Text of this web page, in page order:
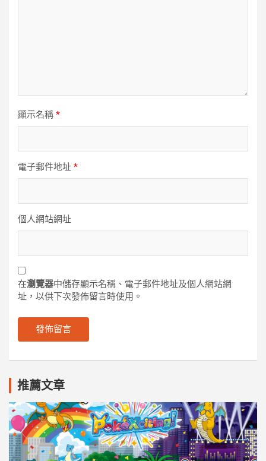
顯示名稱 *
電子郵件地址 *
個人網站網址
在瀏覽器中儲存顯示名稱、電子郵件地址及個人網站網
址，以供下次發佈留言時使用。
推薦文章